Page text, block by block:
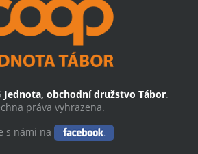
Jednota, obchodní družstvo Tábor.
práva vyhrazena.
s námi na